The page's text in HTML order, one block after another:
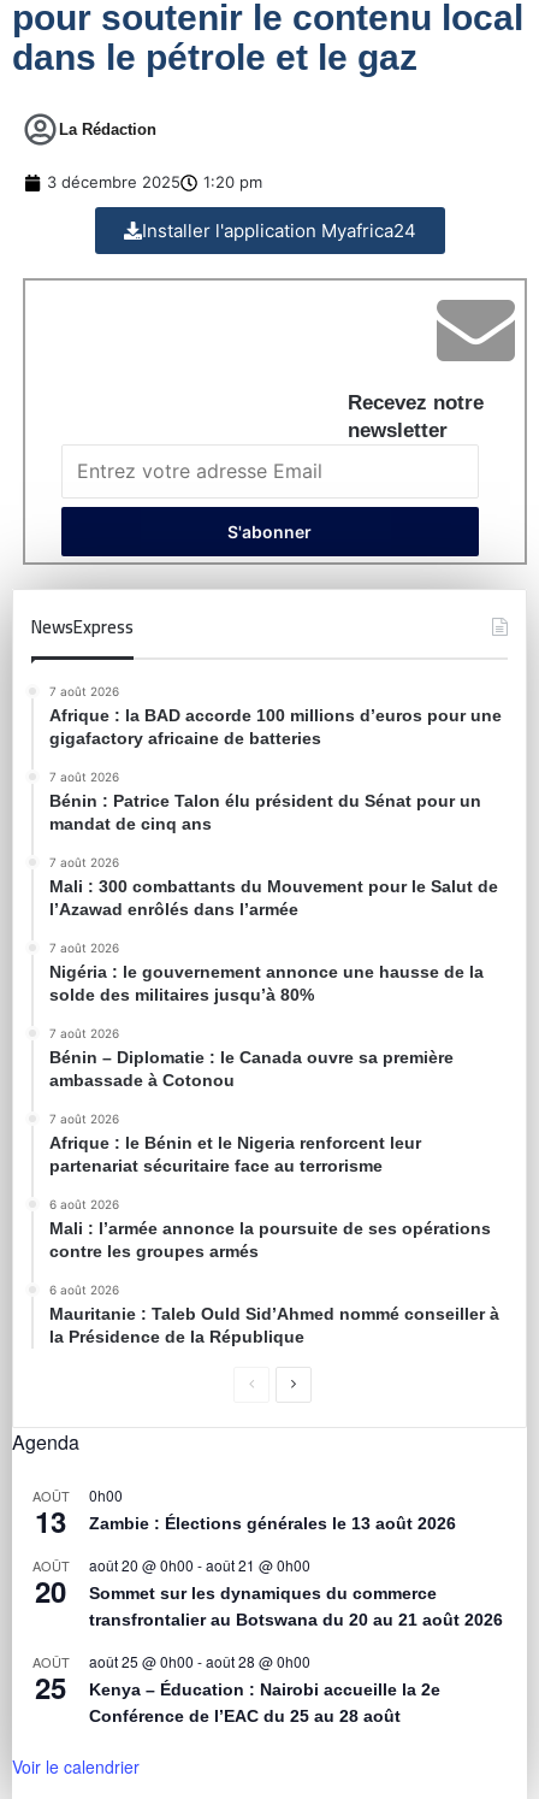
pour soutenir le contenu local
dans le pétrole et le gaz
La Rédaction
3 décembre 2025 1:20 pm
Installer l'application Myafrica24
Recevez notre
newsletter
NewsExpress
7 août 2026
Afrique : la BAD accorde 100 millions d’euros pour une
gigafactory africaine de batteries
7 août 2026
Bénin : Patrice Talon élu président du Sénat pour un
mandat de cinq ans
7 août 2026
Mali : 300 combattants du Mouvement pour le Salut de
l’Azawad enrôlés dans l’armée
7 août 2026
Nigéria : le gouvernement annonce une hausse de la
solde des militaires jusqu’à 80%
7 août 2026
Bénin – Diplomatie : le Canada ouvre sa première
ambassade à Cotonou
7 août 2026
Afrique : le Bénin et le Nigeria renforcent leur
partenariat sécuritaire face au terrorisme
6 août 2026
Mali : l’armée annonce la poursuite de ses opérations
contre les groupes armés
6 août 2026
Mauritanie : Taleb Ould Sid’Ahmed nommé conseiller à
la Présidence de la République
Agenda
AOÛT
13
0h00
Zambie : Élections générales le 13 août 2026
AOÛT
20
août 20 @ 0h00 -août 21 @ 0h00
Sommet sur les dynamiques du commerce
transfrontalier au Botswana du 20 au 21 août 2026
AOÛT
25
août 25 @ 0h00 -août 28 @ 0h00
Kenya – Éducation : Nairobi accueille la 2e
Conférence de l’EAC du 25 au 28 août
Voir le calendrier